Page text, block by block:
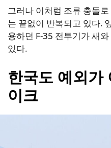
그러나 이처럼 조류 충돌
는 끝없이 반복되고 있다.
용하던 F-35 전투기가 새
있다.
한국도 예외가
이크